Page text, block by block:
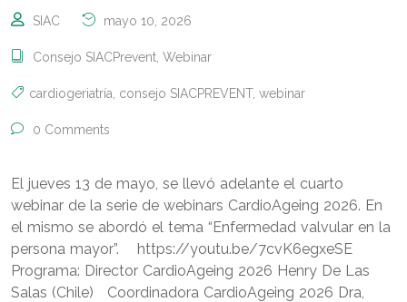
SIAC mayo 10, 2026
Consejo SIACPrevent Webinar
cardiogeriatría consejo SIACPREVENT, webinar
0 Comments
El jueves 13 de mayo, se llevó adelante el cuarto
webinar de la serie de webinars CardioAgeing 2026. En
el mismo se abordó el tema “Enfermedad valvular en la
persona mayor”. https://youtu.be/7cvK6egxeSE
Programa: Director CardioAgeing 2026 Henry De Las
Salas (Chile) Coordinadora CardioAgeing 2026 Dra,